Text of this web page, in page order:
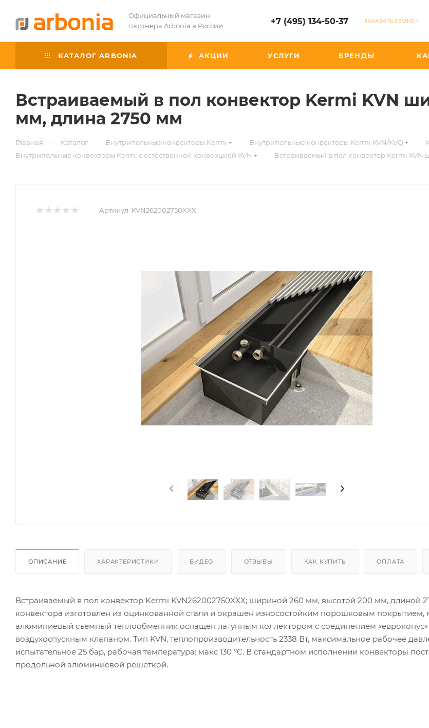
Официальный магазин
партнера Arbonia в России
+7 (495) 134-50-37 ЗАКАЗАТЬ ЗВОНОК
КАТАЛОГ ARBONIA АКЦИИ УСЛУГИ БРЕНДЫ
Встраиваемый в пол конвектор Kermi KVN
мм, длина 2750 мм
Главная — Каталог — Внутрипольные конвекторы Kermi — Внутрипольные конвекторы Kermi KVN/KVQ —
Внутрипольные конвекторы Kermi с естественной конвекцией KVN — Встраиваемый в пол конвектор Kermi
Артикул: KVN262002750XXX
ОПИСАНИЕ ХАРАКТЕРИСТИКИ ВИДЕО ОТЗЫВЫ КАК КУПИТЬ ОПЛАТА
Встраиваемый в пол конвектор Kermi KVN262002750XXX; шириной 260 мм, высотой 200 мм, длиной
конвектора изготовлен из оцинкованной стали и окрашен износостойким порошковым покрытием,
алюминиевый съемный теплообменник оснащен латунным коллектором с соединением «евроконус»
воздухоспускным клапаном. Тип KVN, теплопроизводительность 2338 Вт, максимальное рабочее
испытательное 25 бар, рабочая температура: макс 130 °C. В стандартном исполнении конвекторы
продольной алюминиевой решеткой.